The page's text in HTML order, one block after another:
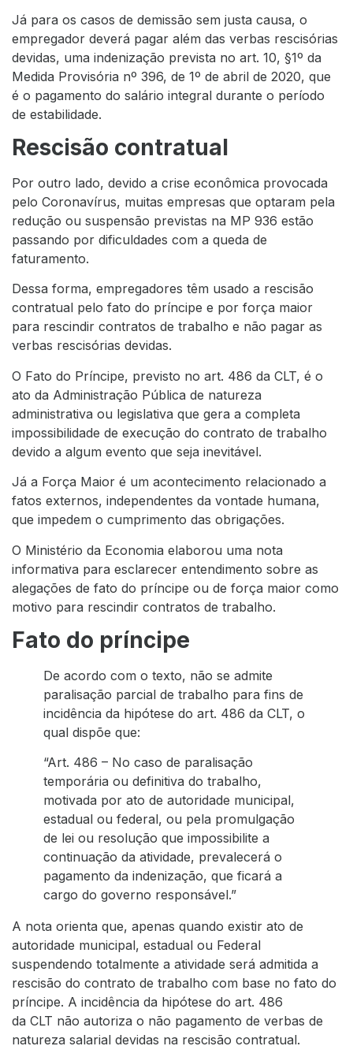
Já para os casos de demissão sem justa causa, o
empregador deverá pagar além das verbas rescisórias
devidas, uma indenização prevista no art. 10, §1º da
Medida Provisória nº 396, de 1º de abril de 2020, que
é o pagamento do salário integral durante o período
de estabilidade.
Rescisão contratual
Por outro lado, devido a crise econômica provocada
pelo Coronavírus, muitas empresas que optaram pela
redução ou suspensão previstas na MP 936 estão
passando por dificuldades com a queda de
faturamento.
Dessa forma, empregadores têm usado a rescisão
contratual pelo fato do príncipe e por força maior
para rescindir contratos de trabalho e não pagar as
verbas rescisórias devidas.
O Fato do Príncipe, previsto no art. 486 da CLT, é o
ato da Administração Pública de natureza
administrativa ou legislativa que gera a completa
impossibilidade de execução do contrato de trabalho
devido a algum evento que seja inevitável.
Já a Força Maior é um acontecimento relacionado a
fatos externos, independentes da vontade humana,
que impedem o cumprimento das obrigações.
O Ministério da Economia elaborou uma nota
informativa para esclarecer entendimento sobre as
alegações de fato do príncipe ou de força maior como
motivo para rescindir contratos de trabalho.
Fato do príncipe
De acordo com o texto, não se admite
paralisação parcial de trabalho para fins de
incidência da hipótese do art. 486 da CLT, o
qual dispõe que:
“Art. 486 – No caso de paralisação
temporária ou definitiva do trabalho,
motivada por ato de autoridade municipal,
estadual ou federal, ou pela promulgação
de lei ou resolução que impossibilite a
continuação da atividade, prevalecerá o
pagamento da indenização, que ficará a
cargo do governo responsável.”
A nota orienta que, apenas quando existir ato de
autoridade municipal, estadual ou Federal
suspendendo totalmente a atividade será admitida a
rescisão do contrato de trabalho com base no fato do
príncipe. A incidência da hipótese do art. 486
da CLT não autoriza o não pagamento de verbas de
natureza salarial devidas na rescisão contratual.